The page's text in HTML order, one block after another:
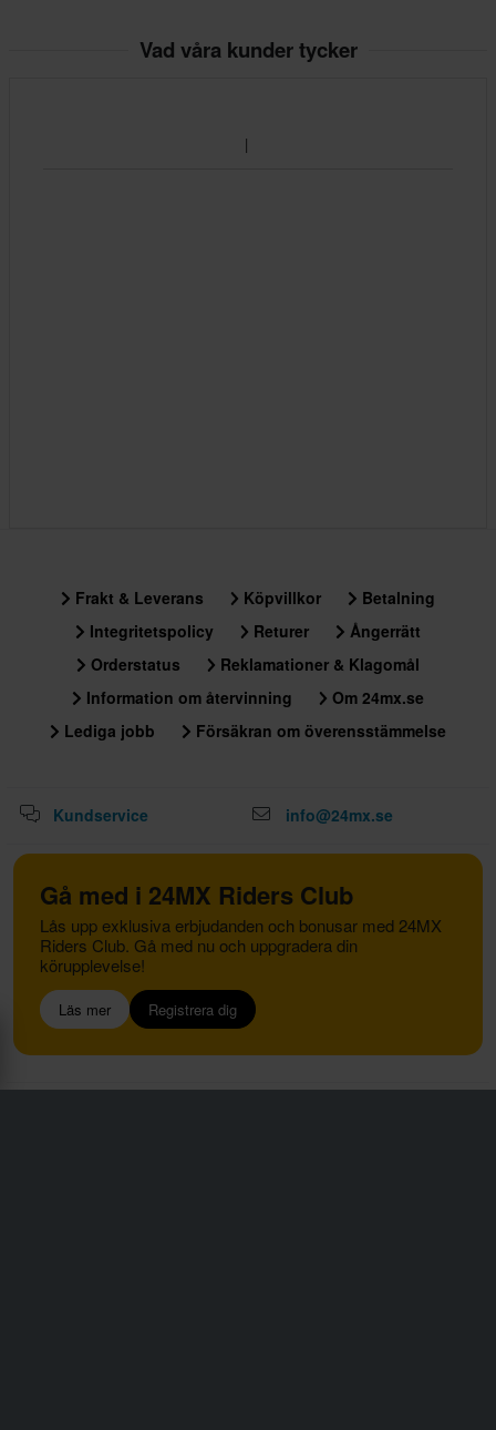
Vad våra kunder tycker
Frakt & Leverans Köpvillkor
Betalning
Integritetspolicy
Returer
Ångerrätt
Orderstatus
Reklamationer & Klagomål
Information om återvinning
Om 24mx.se
Lediga jobb
Försäkran om överensstämmelse
Kundservice info@24mx.se
Gå med i 24MX Riders Club
Lås upp exklusiva erbjudanden och bonusar med 24MX
Riders Club. Gå med nu och uppgradera din
körupplevelse!
Läs mer Registrera dig